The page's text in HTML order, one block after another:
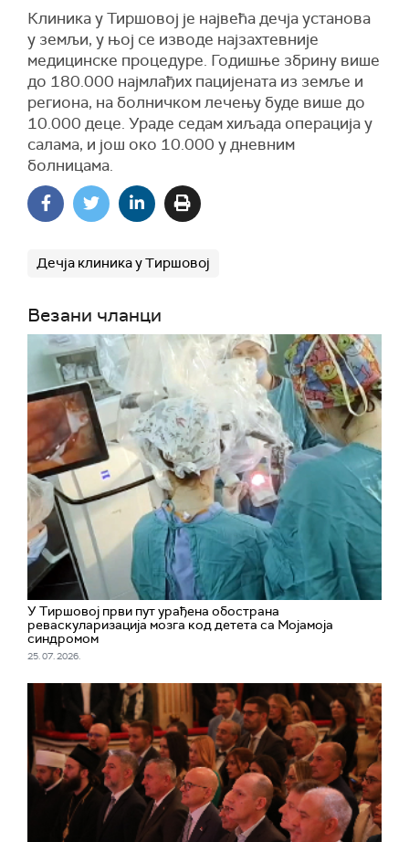
Клиника у Тиршовој је највећа дечја установа
у земљи, у њој се изводе најзахтевније
медицинске процедуре. Годишње збрину више
до 180.000 најмлађих пацијената из земље и
региона, на болничком лечењу буде више до
10.000 деце. Ураде седам хиљада операција у
салама, и још око 10.000 у дневним
болницама.
Дечја клиника у Тиршовој
Везани чланци
У Тиршовој први пут урађена обострана
реваскуларизација мозга код детета са Мојамојa
синдромом
25. 07. 2026.